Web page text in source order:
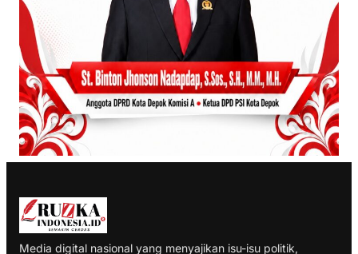
Media digital nasional yang menyajikan isu-isu politik,